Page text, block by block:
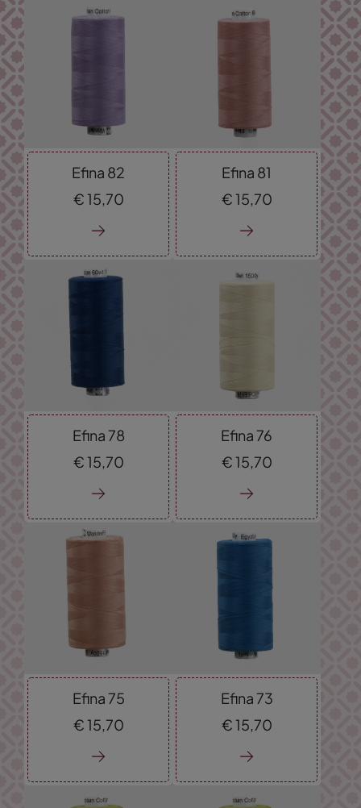
Laagste prijs
Efina 82
€15, 70
Efina 81
€15, 70
Efina 78
€15,70
Efina 76
€15,70
Efina 75
€15,70
Efina 73
€15,70